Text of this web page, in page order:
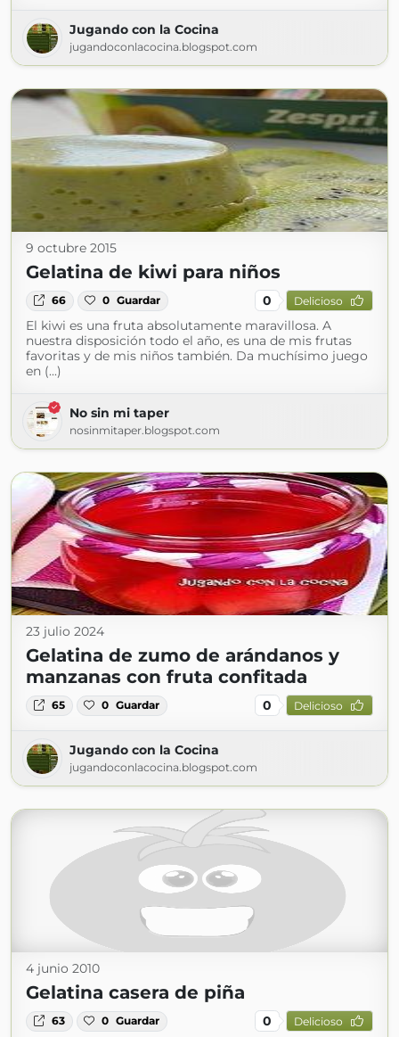
Jugando con la Cocina
jugandoconlacocina.blogspot.com
9 octubre 2015
Gelatina de kiwi para niños
66 0 Guardar 0 Delicioso
El kiwi es una fruta absolutamente maravillosa. A
nuestra disposición todo el año, es una de mis frutas
favoritas y de mis niños también. Da muchísimo juego
en (...)
No sin mi taper
nosinmitaper.blogspot.com
23 julio 2024
Gelatina de zumo de arándanos y
manzanas con fruta confitada
65 0 Guardar 0 Delicioso
Jugando con la Cocina
jugandoconlacocina.blogspot.com
4 junio 2010
Gelatina casera de piña
63 0 Guardar 0 Delicioso